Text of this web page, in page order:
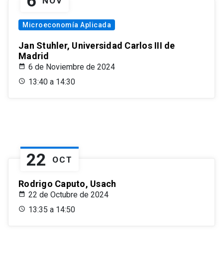
Microeconomía Aplicada
Jan Stuhler, Universidad Carlos III de
Madrid
6 de Noviembre de 2024
13:40 a 14:30
22 OCT
Rodrigo Caputo, Usach
22 de Octubre de 2024
13:35 a 14:50